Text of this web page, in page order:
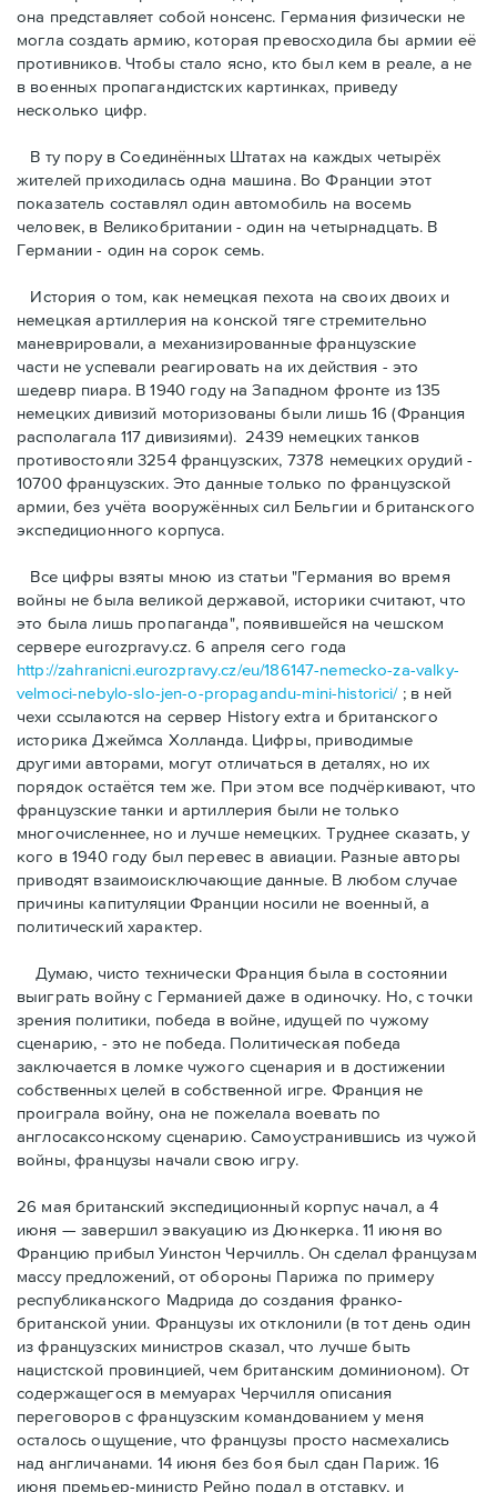
она представляет собой нонсенс. Германия физически не
могла создать армию, которая превосходила бы армии её
противников. Чтобы стало ясно, кто был кем в реале, а не
в военных пропагандистских картинках, приведу
несколько цифр.
В ту пору в Соединённых Штатах на каждых четырёх
жителей приходилась одна машина. Во Франции этот
показатель составлял один автомобиль на восемь
человек, в Великобритании - один на четырнадцать. В
Германии - один на сорок семь.
История о том, как немецкая пехота на своих двоих и
немeцкая артиллерия на конской тяге стремительно
маневрировали, а механизированные французские
части не успевали реагировать на их действия - это
шедевр пиара. В 1940 году на Западном фронте из 135
немецких дивизий моторизованы были лишь 16 (Франция
располагала 117 дивизиями). 2439 немецких танков
противостояли 3254 французских, 7378 немецких орудий -
10700 французских. Это данные только по французской
армии, без учёта вооружённых сил Бельгии и британского
экспедиционного корпуса.
Bсе цифры взяты мною из статьи "Германия во время
войны не была великой державой, историки считают, что
это была лишь пропаганда", появившейся на чешском
сервере eurozpravy.cz. 6 апреля сего года
http://zahranicni.eurozpravy.cz/eu/186147-nemecko-za-valky-
velmoci-nebylo-slo-jen-o-propagandu-mini-historici/; в ней
чехи ссылаются на сервер History extra и британского
историка Джеймса Холланда. Цифры, привoдимые
другими авторами, могут отличаться в деталях, но их
порядок остаётся тем же. При этом все подчёркивают, что
французские танки и артиллерия были не только
многочисленнее, но и лучше немецких. Труднее сказать, у
кого в 1940 году был перевес в авиации. Разные авторы
приводят взаимоисключающие данные. В любом случае
причины капитуляции Франции носили не военный, а
политический характер.
Думаю, чисто технически Франция была в состоянии
выиграть войну с Германией даже в одиночку. Но, с точки
зрения политики, победа в войне, идущей по чужому
сценарию, - это не победа. Политическая победа
заключается в ломке чужого сценария и в достижении
собственных целей в собственной игре. Франция не
проиграла войну, она не пожелала воевать по
англосаксонскому сценарию. Самоустранившись из чужой
войны, французы начали свою игру.
26 мая британский экспедиционный корпус начал, а 4
июня — завершил эвакуацию из Дюнкерка. 11 июня во
Францию прибыл Уинстон Черчилль. Он сделал французам
массу предложений, от обороны Парижа по примеру
республиканского Мадрида до создания франко-
британской унии. Французы их отклонили (в тот день один
из французских министров сказал, что лучше быть
нацистской провинцией, чем британским доминионом). От
содержащегося в мемуарах Черчилля описания
переговоров с французским командованием у меня
осталось ощущение, что французы просто насмехались
над англичанами. 14 июня без боя был сдан Париж. 16
июня премьер-министр Рейно подал в отставку, и